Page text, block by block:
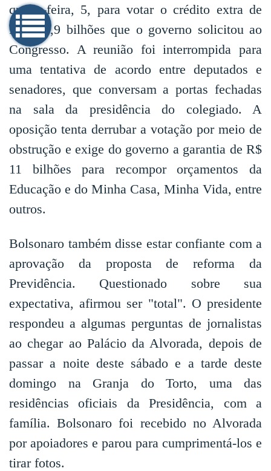
quarta-feira, 5, para votar o crédito extra de
R$ 248,9 bilhões que o governo solicitou ao
Congresso. A reunião foi interrompida para
uma tentativa de acordo entre deputados e
senadores, que conversam a portas fechadas
na sala da presidência do colegiado. A
oposição tenta derrubar a votação por meio de
obstrução e exige do governo a garantia de R$
11 bilhões para recompor orçamentos da
Educação e do Minha Casa, Minha Vida, entre
outros.
Bolsonaro também disse estar confiante com a
aprovação da proposta de reforma da
Previdência. Questionado sobre sua
expectativa, afirmou ser "total". O presidente
respondeu a algumas perguntas de jornalistas
ao chegar ao Palácio da Alvorada, depois de
passar a noite deste sábado e a tarde deste
domingo na Granja do Torto, uma das
residências oficiais da Presidência, com a
família. Bolsonaro foi recebido no Alvorada
por apoiadores e parou para cumprimentá-los e
tirar fotos.